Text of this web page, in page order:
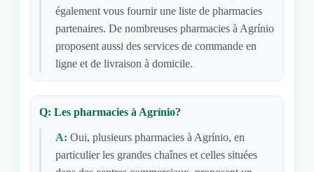
également vous fournir une liste de pharmacies
partenaires. De nombreuses pharmacies à Agrínio
proposent aussi des services de commande en
ligne et de livraison à domicile.
Q: Les pharmacies à Agrínio?
A: Oui, plusieurs pharmacies à Agrínio, en
particulier les grandes chaînes et celles situées